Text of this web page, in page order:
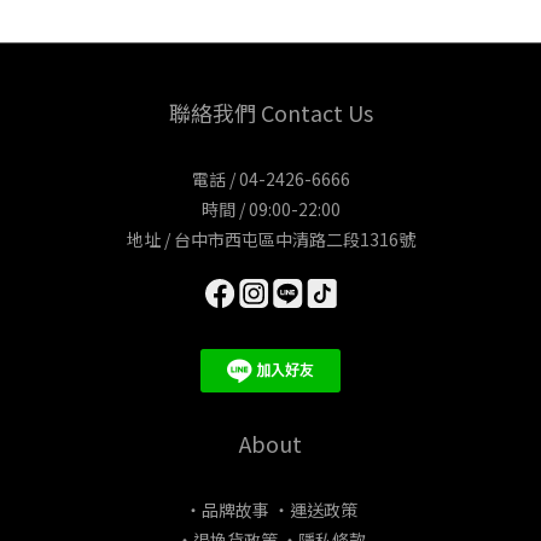
聯絡我們 Contact Us
電話 / 04-2426-6666
時間 / 09:00-22:00
地址 / 台中市西屯區中清路二段1316號
About
・品牌故事 ・運送政策